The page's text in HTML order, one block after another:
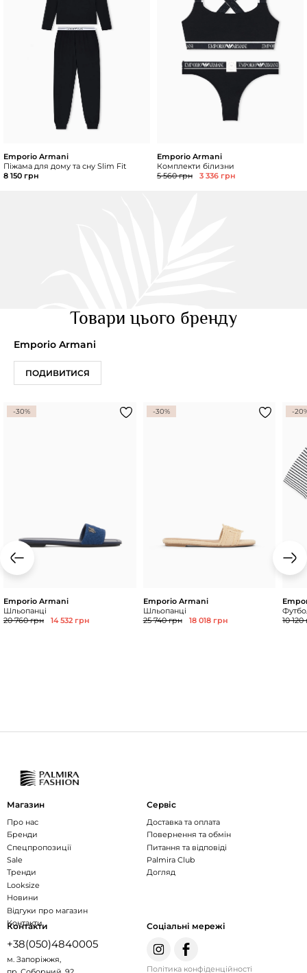
Emporio Armani
Піжама для дому та сну Slim Fit
8 150 грн
Emporio Armani
Комплекти білизни
5 560 грн
3 336 грн
Товари цього бренду
Emporio Armani
ПОДИВИТИСЯ
-30%
Emporio Armani
Шльопанці
20 760 грн
14 532 грн
-30%
Emporio Armani
Шльопанці
25 740 грн
18 018 грн
-
10 120
Магазин
Про нас
Бренди
Спецпропозиції
Sale
Тренди
Looksize
Новини
Відгуки про магазин
Контакти
Сервіс
Доставка та оплата
Повернення та обмін
Питання та відповіді
Palmira Club
Догляд
Контакти
+38(050)4840005
м. Запоріжжя,
Соціальні мережі
Політика конфіденційності